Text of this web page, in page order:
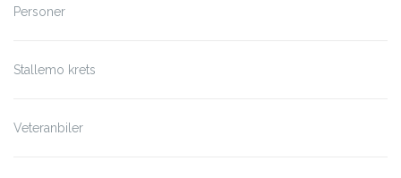
Personer
Stallemo krets
Veteranbiler